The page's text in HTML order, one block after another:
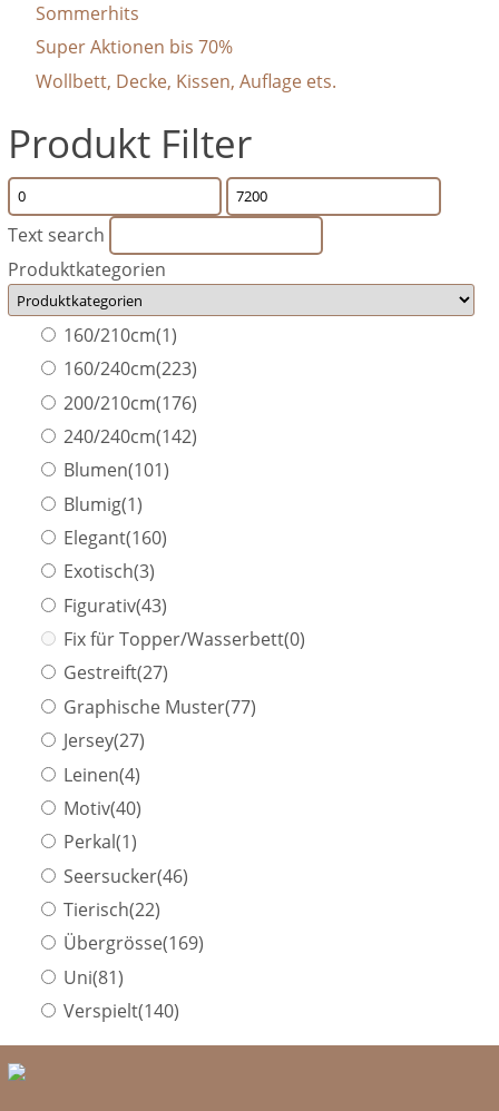
Sommerhits
Super Aktionen bis 70%
Wollbett, Decke, Kissen, Auflage ets.
Produkt Filter
Text search
Produktkategorien
160/210cm(1)
160/240cm(223)
200/210cm(176)
240/240cm(142)
Blumen(101)
Blumig(1)
Elegant(160)
Exotisch(3)
Figurativ(43)
Fix für Topper/Wasserbett(0)
Gestreift(27)
Graphische Muster(77)
Jersey(27)
Leinen(4)
Motiv(40)
Perkal(1)
Seersucker(46)
Tierisch(22)
Übergrösse(169)
Uni(81)
Verspielt(140)